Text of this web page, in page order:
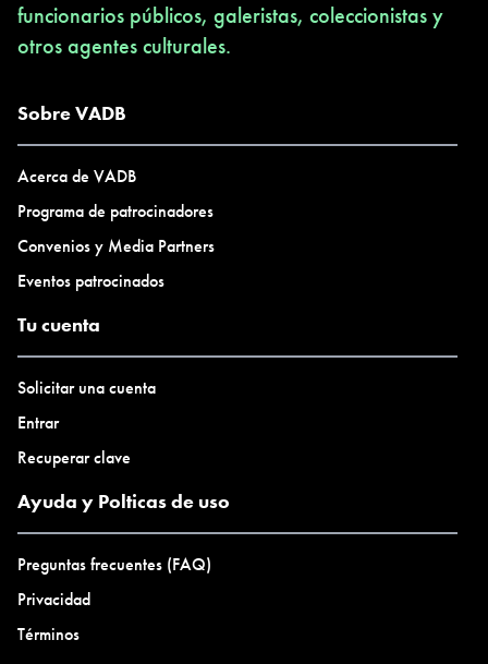
funcionarios públicos, galeristas, coleccionistas y
otros agentes culturales.
Sobre VADB
Acerca de VADB
Programa de patrocinadores
Convenios y Media Partners
Eventos patrocinados
Tu cuenta
Solicitar una cuenta
Entrar
Recuperar clave
Ayuda y Polticas de uso
Preguntas frecuentes (FAQ)
Privacidad
Términos